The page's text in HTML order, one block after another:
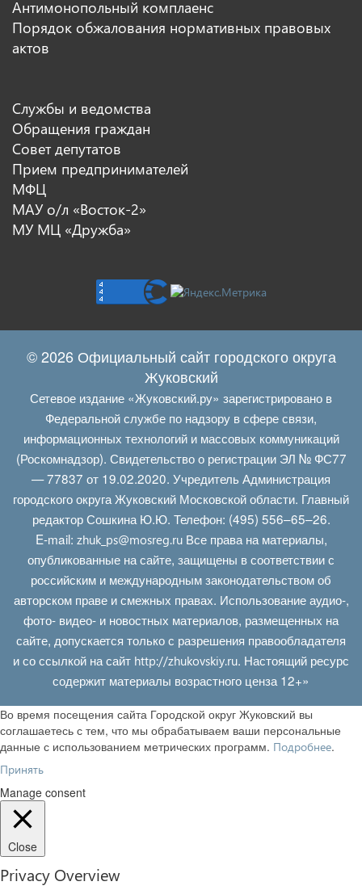
Антимонопольный комплаенс
Порядок обжалования нормативных правовых
актов
Службы и ведомства
Обращения граждан
Совет депутатов
Прием предпринимателей
МФЦ
МАУ о/л «Восток-2»
МУ МЦ «Дружба»
© 2026 Официальный сайт городского округа
Жуковский
Сетевое издание «Жуковский.ру» зарегистрировано в
Федеральной службе по надзору в сфере связи,
информационных технологий и массовых коммуникаций
(Роскомнадзор). Свидетельство о регистрации ЭЛ № ФС77
— 77837 от 19.02.2020. Учредитель Администрация
городского округа Жуковский Московской области. Главный
редактор Сошкина Ю.Ю. Телефон: (495) 556–65–26.
E‑mail: zhuk_ps@mosreg.ruВсе права на материалы,
опубликованные на сайте, защищены в соответствии с
российским и международным законодательством об
авторском праве и смежных правах. Использование аудио-,
фото- видео- и новостных материалов, размещенных на
сайте, допускается только с разрешения правообладателя
и со ссылкой на сайт http://zhukovskiy.ru. Настоящий ресурс
содержит материалы возрастного ценза 12+»
Во время посещения сайта Городской округ Жуковский вы
соглашаетесь с тем, что мы обрабатываем ваши персональные
данные с использованием метрических программ. Подробнее.
Принять
Manage consent
Close
Privacy Overview